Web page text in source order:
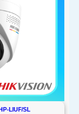
LIUF/SL